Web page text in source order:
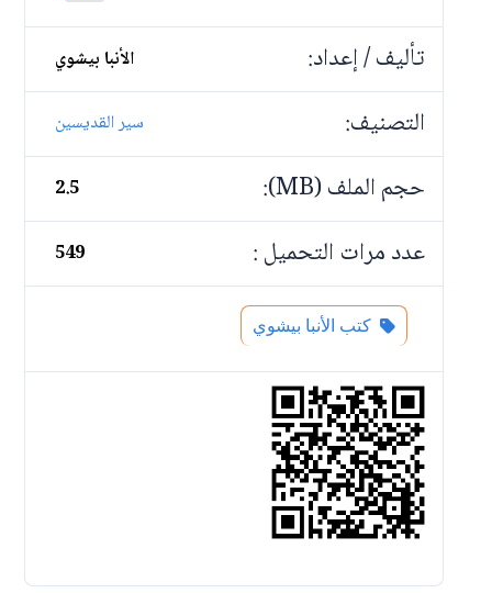
تأليف / إعداد:
الأنبا بيشوي
التصنيف: سير القديسين
حجم الملف (MB): 2.5
عدد مرات التحميل : 549
كتب الأنبا بيشوي